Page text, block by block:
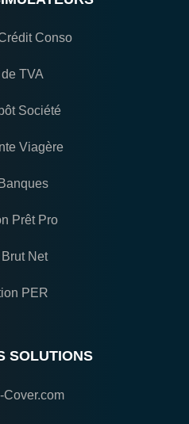
Conso
TVA
Société
Viagère
Prêt Pro
Net
PER
SOLUTIONS
Cover.com